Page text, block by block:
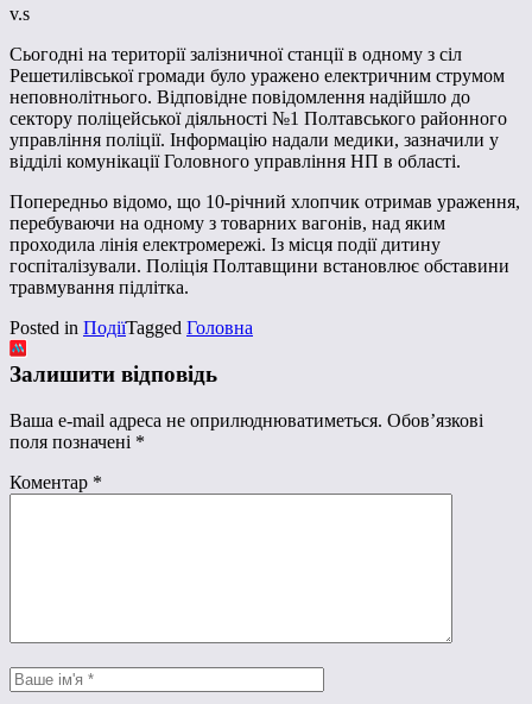
v.s
Сьогодні на території залізничної станції в одному з сіл
Решетилівської громади було уражено електричним струмом
неповнолітнього. Відповідне повідомлення надійшло до
сектору поліцейської діяльності №1 Полтавського районного
управління поліції. Інформацію надали медики, зазначили у
відділі комунікації Головного управління НП в області.
Попередньо відомо, що 10-річний хлопчик отримав ураження,
перебуваючи на одному з товарних вагонів, над яким
проходила лінія електромережі. Із місця події дитину
госпіталізували. Поліція Полтавщини встановлює обставини
травмування підлітка.
Posted in ПодіїTagged Головна
Залишити відповідь
Ваша e-mail адреса не оприлюднюватиметься. Обов’язкові
поля позначені *
Коментар *